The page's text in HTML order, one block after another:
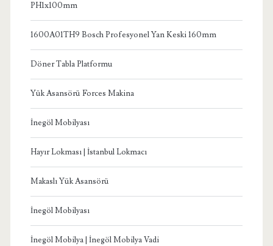
PH1x100mm
1600A01TH9 Bosch Profesyonel Yan Keski 160mm
Döner Tabla Platformu
Yük Asansörü Forces Makina
İnegöl Mobilyası
Hayır Lokması | İstanbul Lokmacı
Makaslı Yük Asansörü
İnegöl Mobilyası
İnegöl Mobilya | İnegöl Mobilya Vadi